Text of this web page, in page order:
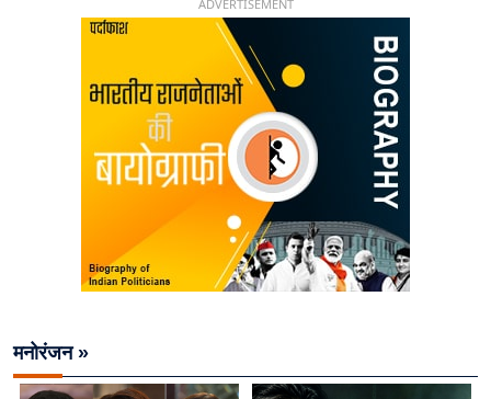
ADVERTISEMENT
मनोरंजन »